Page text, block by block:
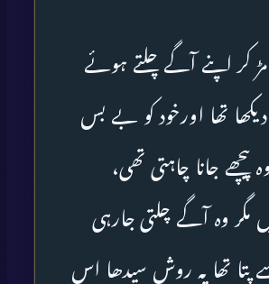
کر اپنے آگے چلتے ہوئے
تھا اورخود کو بے بس
پیچھے جانا چاہتی تھی،
مگر وہ آگے چلتی جارہی
پتا تھا یہ روش سیدھا اس